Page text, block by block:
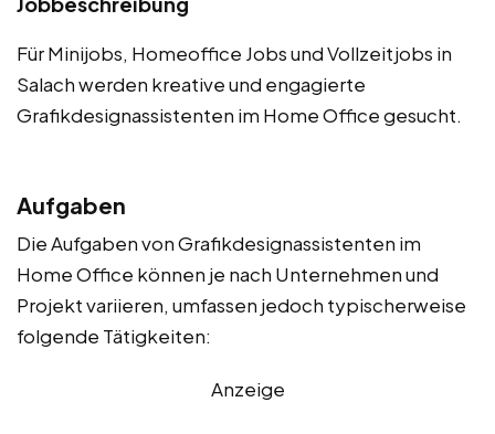
Für Minijobs, Homeoffice Jobs und Vollzeitjobs in
Salach werden kreative und engagierte
Grafikdesignassistenten im Home Office gesucht.
Aufgaben
Die Aufgaben von Grafikdesignassistenten im
Home Office können je nach Unternehmen und
Projekt variieren, umfassen jedoch typischerweise
folgende Tätigkeiten:
Anzeige